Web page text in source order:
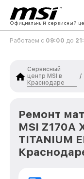
Официальный сервисный
Работаем с 09:00 до
Сервисный
центр MSI в
Краснодаре
/
Ремонт
MSI Z170A
TITANIUM